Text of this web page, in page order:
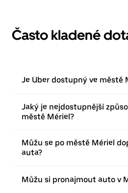
Často kladené
Je Uber dostupný ve městě
Jaký je nejdostupnější
městě Mériel?
Můžu se po městě Mériel
auta?
Můžu si pronajmout auto v